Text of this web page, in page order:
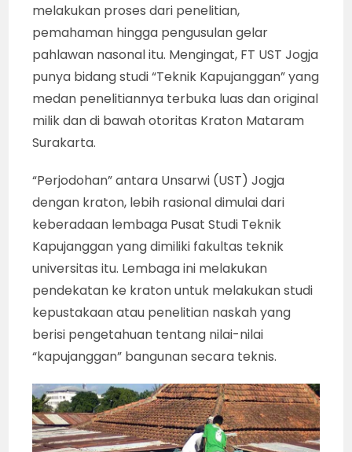
melakukan proses dari penelitian,
pemahaman hingga pengusulan gelar
pahlawan nasonal itu. Mengingat, FT UST Jogja
punya bidang studi “Teknik Kapujanggan” yang
medan penelitiannya terbuka luas dan original
milik dan di bawah otoritas Kraton Mataram
Surakarta.
“Perjodohan” antara Unsarwi (UST) Jogja
dengan kraton, lebih rasional dimulai dari
keberadaan lembaga Pusat Studi Teknik
Kapujanggan yang dimiliki fakultas teknik
universitas itu. Lembaga ini melakukan
pendekatan ke kraton untuk melakukan studi
kepustakaan atau penelitian naskah yang
berisi pengetahuan tentang nilai-nilai
“kapujanggan” bangunan secara teknis.